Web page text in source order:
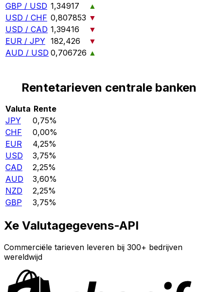
GBP / USD 1,34917
▲
USD / CHF 0,807853 ▼
USD / CAD 1,39416
▼
EUR / JPY 182,426
▼
AUD / USD 0,706726 ▲
Rentetarieven centrale banken
Valuta Rente
JPY
0,75%
CHF
0,00%
EUR
4,25%
USD
3,75%
CAD
2,25%
AUD
3,60%
NZD
2,25%
GBP
3,75%
Xe Valutagegevens-API
Commerciële tarieven leveren bij 300+ bedrijven
wereldwijd